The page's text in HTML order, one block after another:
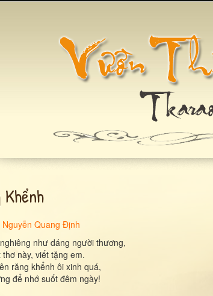
Khểnh
Nguyễn Quang Định
như dáng người thương,
thơ này, viết tặng em.
răng khểnh ôi xinh quá,
để nhớ suốt đêm ngày!